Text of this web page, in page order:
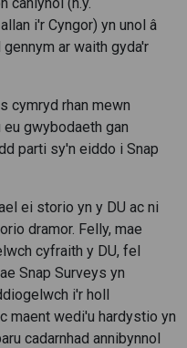
i'r Cyngor) yn unol â
ar waith gyda'r
cymryd rhan mewn
gwybodaeth gan
parti sy'n eiddo i Snap
ei storio yn y DU ac ni
dramor. Felly, mae
cyfraith y DU, fel
Snap Surveys yn
i'r holl
maent wedi'u hardystio yn
cadarnhad annibynnol